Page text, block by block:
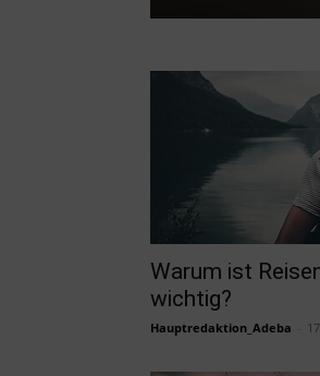
Warum ist
wichtig?
Hauptredaktion_Adeba